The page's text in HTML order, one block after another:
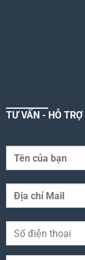
TƯ VẤN - HỖ TRỢ